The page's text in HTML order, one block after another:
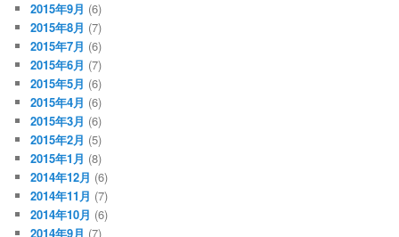
2015年9月 (6)
2015年8月 (7)
2015年7月 (6)
2015年6月 (7)
2015年5月 (6)
2015年4月 (6)
2015年3月 (6)
2015年2月 (5)
2015年1月 (8)
2014年12月 (6)
2014年11月 (7)
2014年10月 (6)
2014年9月 (7)